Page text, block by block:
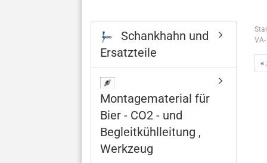
«
Schankhahn und
Ersatzteile
Montagematerial für
Bier - CO2 - und
Begleitkühlleitung ,
Werkzeug